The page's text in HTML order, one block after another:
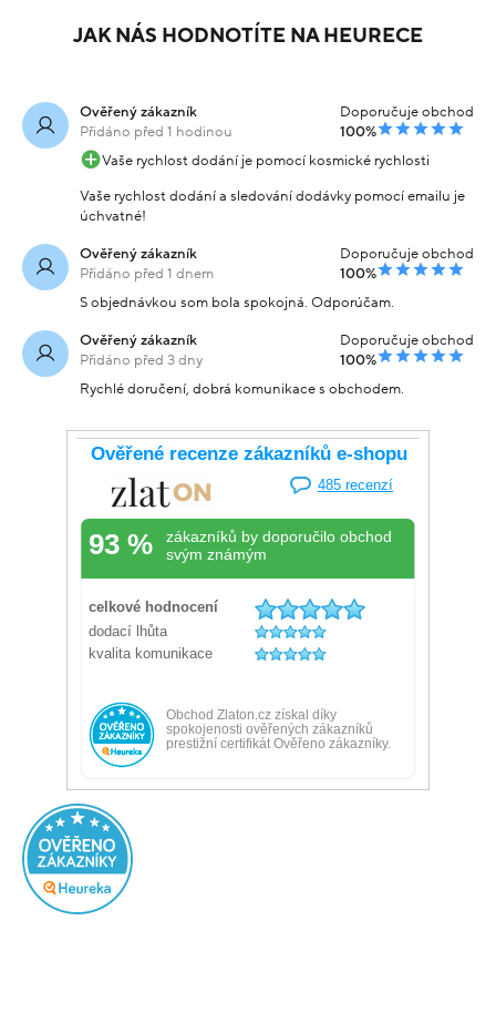
JAK NÁS HODNOTÍTE NA HEURECE
Ověřený zákazník
Přidáno před 1 hodinou
Doporučuje obchod
100%
Vaše rychlost dodání je pomocí kosmické rychlosti
Vaše rychlost dodání a sledování dodávky pomocí emailu je
úchvatné!
Ověřený zákazník
Přidáno před 1 dnem
Doporučuje obchod
100%
S objednávkou som bola spokojná. Odporúčam.
Ověřený zákazník
Přidáno před 3 dny
Doporučuje obchod
100%
Rychlé doručení, dobrá komunikace s obchodem.